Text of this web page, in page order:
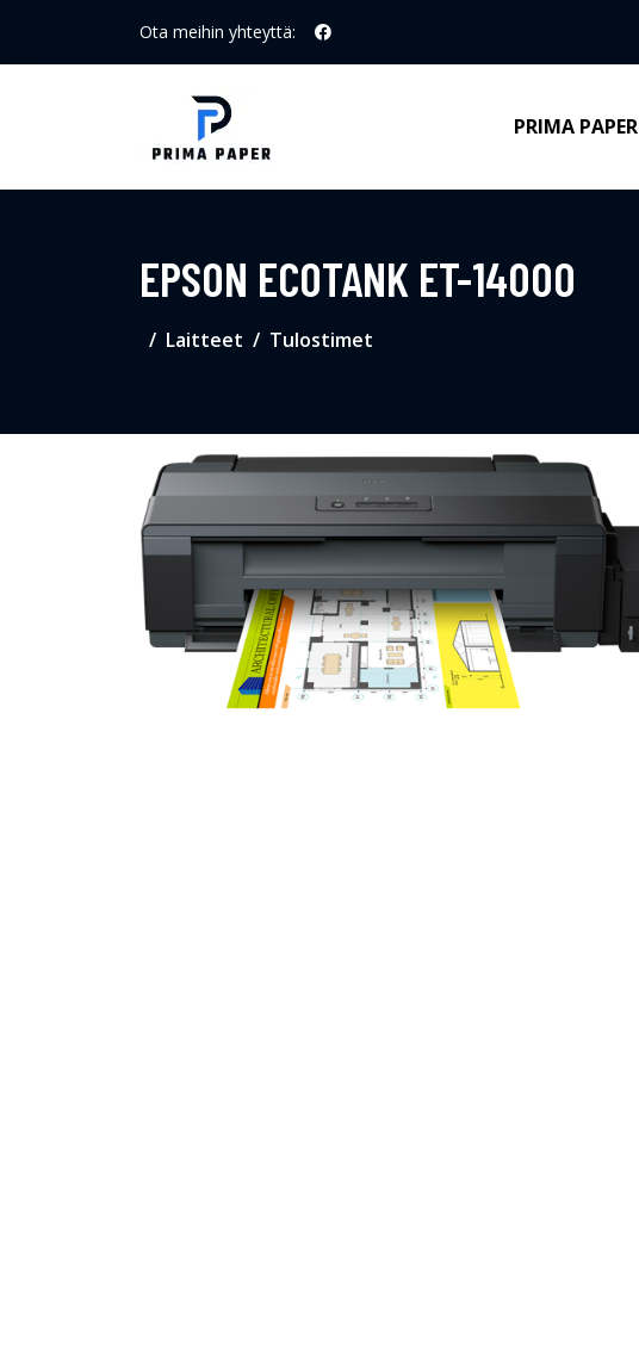
Ota meihin yhteyttä:
PRIMA PAPER
EPSON ECOTANK ET-14000
Laitteet Tulostimet